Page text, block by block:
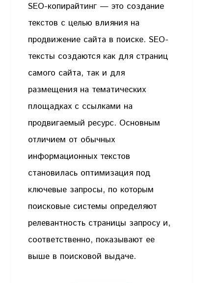
SEO-копирайтинг — это создание
текстов с целью влияния на
продвижение сайта в поиске. SEO-
тексты создаются как для страниц
самого сайта, так и для
размещения на тематических
площадках с ссылками на
продвигаемый ресурс. Основным
отличием от обычных
информационных текстов
становилась оптимизация под
ключевые запросы, по которым
поисковые системы определяют
релевантность страницы запросу и,
соответственно, показывают ее
выше в поисковой выдаче.